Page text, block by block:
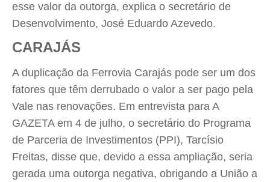
esse valor da outorga, explica o secretário de
Desenvolvimento, José Eduardo Azevedo.
CARAJÁS
A duplicação da Ferrovia Carajás pode ser um dos
fatores que têm derrubado o valor a ser pago pela
Vale nas renovações. Em entrevista para A
GAZETA em 4 de julho, o secretário do Programa
de Parceria de Investimentos (PPI), Tarcísio
Freitas, disse que, devido a essa ampliação, seria
gerada uma outorga negativa, obrigando a União a